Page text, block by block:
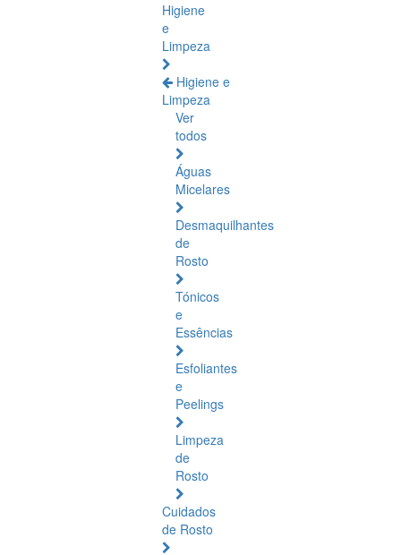
Higiene
e
Limpeza
Higiene e
Limpeza
Ver
todos
Águas
Micelares
Desmaquilhantes
de
Rosto
Tónicos
e
Essências
Esfoliantes
e
Peelings
Limpeza
de
Rosto
Cuidados
de Rosto